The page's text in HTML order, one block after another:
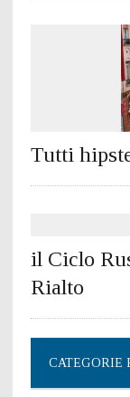
Tutti
il Ciclo
Rialto
CATEGORIE